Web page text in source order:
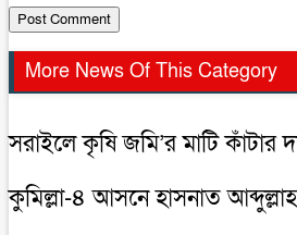
More News Of This Category
সরাইলে কৃষি জমি’র মাটি কাঁটার
কুমিল্লা-৪ আসনে হাসনাত